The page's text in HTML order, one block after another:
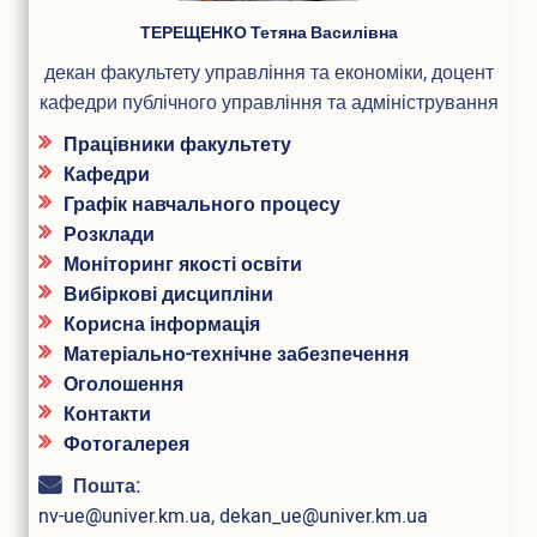
Внутрішня система забезпечення якості освіти
Етика, академічна доброчесність та антикорупційна
політика
Гендерна політика Університету
Газета ХУУП імені Леоніда Юзькова GAUDEAMUS
Меморіал пам'яті
Безпека освітнього середовища
Фотогалерея
Відеогалерея
Вступнику
Приймальна комісія
Відомості про провадження освітньої діяльності
Правила прийому в ХУУП імені Леоніда Юзькова
Кількість бюджетних місць регіонального замовлення
Переваги університету
Вартість навчання на контрактній основі
Освітні програми
ТЕРЕЩЕНКО Тетяна Василівна
декан факультету управління та економіки, доцент
кафедри публічного управління та адміністрування
Працівники факультету
Кафедри
Графік навчального процесу
Розклади
Моніторинг якості освіти
Вибіркові дисципліни
Корисна інформація
Матеріально-технічне забезпечення
Оголошення
Контакти
Фотогалерея
Пошта:
nv-ue@univer.km.ua,dekan_ue@univer.km.ua